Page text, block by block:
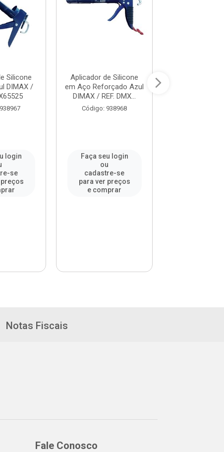
Silicone
DIMAX /
login
se
Aplicador de Silicone
em Aço Reforçado Azul
DIMAX / REF. DMX...
Código: 938968
Faça seu login
ou
cadastre-se
para ver preços
e comprar
Notas Fiscais
Fale Conosco